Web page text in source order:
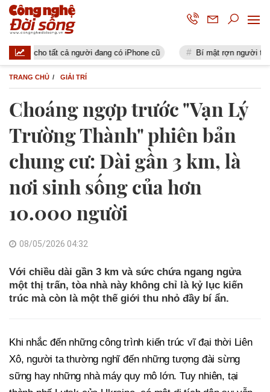
tất cả người đang có iPhone cũ Bí mật rợn người trong bộ
TRANG CHỦ GIẢI TRÍ
Choáng ngợp trước "Vạn Lý
Trường Thành" phiên bản
chung cư: Dài gần 3 km, là
nơi sinh sống của hơn
10.000 người
08/05/2026 04:32
Với chiều dài gần 3 km và sức chứa ngang ngửa
một thị trấn, tòa nhà này không chỉ là kỷ lục kiến
trúc mà còn là một thế giới thu nhỏ đầy bí ẩn.
Khi nhắc đến những công trình kiến trúc vĩ đại thời Liên
Xô, người ta thường nghĩ đến những tượng đài sừng
sững hay những nhà máy quy mô lớn. Tuy nhiên, tại